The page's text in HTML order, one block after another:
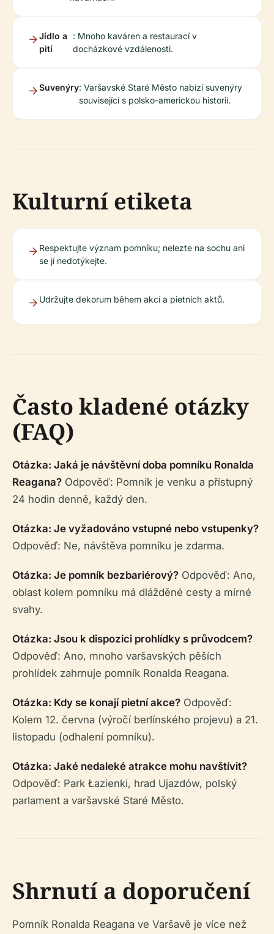
Jídlo a
pití
: Mnoho kaváren a restaurací v
docházkové vzdálenosti.
Suvenýry: Varšavské Staré Město nabízí suvenýry
související s polsko-americkou historií.
Kulturní etiketa
Respektujte význam pomníku; nelezte na sochu ani
se jí nedotýkejte.
Udržujte dekorum během akcí a pietních aktů.
Často kladené otázky
(FAQ)
Otázka: Jaká je návštěvní doba pomníku Ronalda
Reagana? Odpověď: Pomník je venku a přístupný
24 hodin denně, každý den.
Otázka: Je vyžadováno vstupné nebo vstupenky?
Odpověď: Ne, návštěva pomníku je zdarma.
Otázka: Je pomník bezbariérový? Odpověď: Ano,
oblast kolem pomníku má dlážděné cesty a mírné
svahy.
Otázka: Jsou k dispozici prohlídky s průvodcem?
Odpověď: Ano, mnoho varšavských pěších
prohlídek zahrnuje pomník Ronalda Reagana.
Otázka: Kdy se konají pietní akce? Odpověď:
Kolem 12. června (výročí berlínského projevu) a 21.
listopadu (odhalení pomníku).
Otázka: Jaké nedaleké atrakce mohu navštívit?
Odpověď: Park Łazienki, hrad Ujazdów, polský
parlament a varšavské Staré Město.
Shrnutí a doporučení
Pomník Ronalda Reagana ve Varšavě je více než